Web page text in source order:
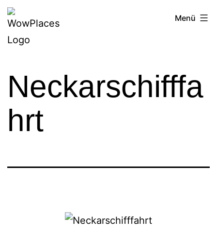
Zum
Inhalt
springen
Reiseblog
WowPlaces.de
Menü
Neckarschifffa
hrt